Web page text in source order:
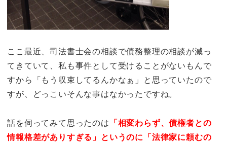
ここ最近、司法書士会の相談で債務整理の相談が減っ
てきていて、私も事件として受けることがないもんで
すから「もう収束してるんかなぁ」と思っていたので
すが、どっこいそんな事はなかったですね。
話を伺ってみて思ったのは 「相変わらず、債権者との
情報格差がありすぎる」というのに「法律家に頼むの